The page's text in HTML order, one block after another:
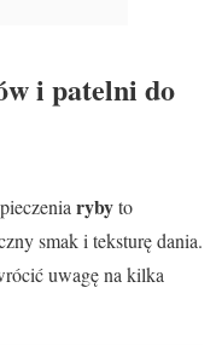
i patelni do
rybyto
smak i teksturę dania.
uwagę na kilka